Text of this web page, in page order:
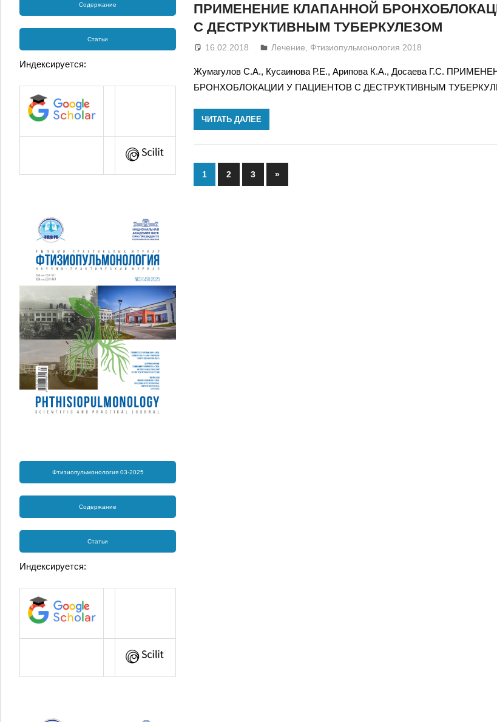
ПРИМЕНЕНИЕ КЛАПАННОЙ
С ДЕСТРУКТИВНЫМ ТУБЕРКУЛЕЗОМ
16.02.2018 admin
Лечение Фтизиопульмонология 2018
Жумагулов С.А., Кусаинова Р.Е., Арипова К.А., Досаева Г.С.
БРОНХОБЛОКАЦИИ У ПАЦИЕНТОВ С ДЕСТРУКТИВНЫМ
ЧИТАТЬ ДАЛЕЕ
Навигация
1 2 3
Следующие
записи
»
Содержание
Статьи
Индексируется:
Фтизиопульмонология 03-2025
Содержание
Статьи
Индексируется: